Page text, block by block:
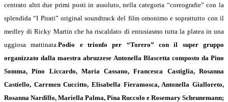
centrato altri due primi posti in assoluto, nella categoria “coreografie” con la
splendida “I Pirati” original soundtrack del film omonimo e soprattutto con il
medley di Ricky Martin che ha riscaldato di entusiasmo tutta la platea in una
uggiosa mattinata.Podio e trionfo per “Torero” con il super gruppo
organizzato dalla maestra abruzzese Antonella Blascetta composto da Pino
Somma, Pino Liccardo, Maria Cassano, Francesca Castiglia, Rosanna
Castiello, Carrmen Cuccitto, Elisabella Fieramosca, Antonella Gialloreto,
Rosanna Nardillo, Mariella Palma, Pina Ruccolo e Rosemary Scheunemann;